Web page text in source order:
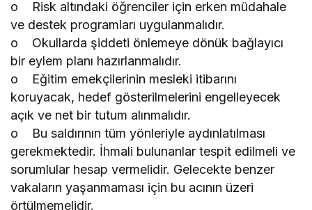
o Risk altındaki öğrenciler için erken müdahale
ve destek programları uygulanmalıdır.
o Okullarda şiddeti önlemeye dönük bağlayıcı
bir eylem planı hazırlanmalıdır.
o Eğitim emekçilerinin mesleki itibarını
koruyacak, hedef gösterilmelerini engelleyecek
açık ve net bir tutum alınmalıdır.
o Bu saldırının tüm yönleriyle aydınlatılması
gerekmektedir. İhmali bulunanlar tespit edilmeli ve
sorumlular hesap vermelidir. Gelecekte benzer
vakaların yaşanmaması için bu acının üzeri
örtülmemelidir.